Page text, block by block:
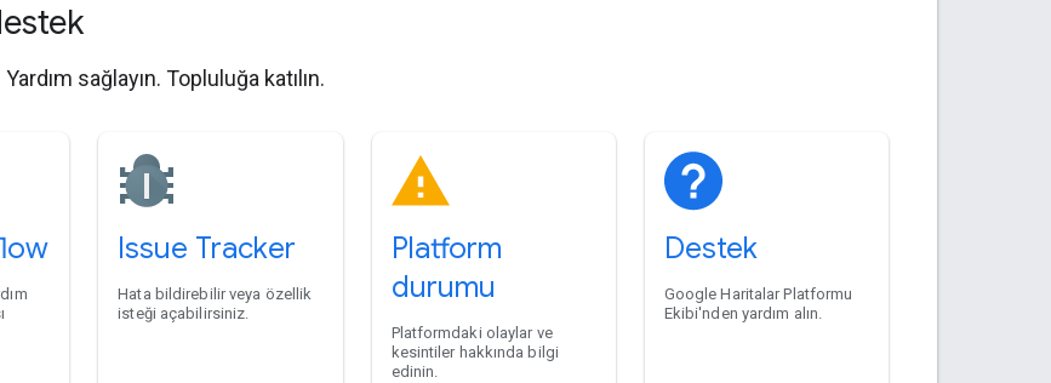
Yardım sağlayın. Topluluğa katılın.
Issue Tracker
Hata bildirebilir veya özellik
isteği açabilirsiniz.
Platform
durumu
Platformdaki olaylar ve
kesintiler hakkında bilgi
edinin.
Destek
Google Haritalar Platformu
Ekibi'nden yardım alın.